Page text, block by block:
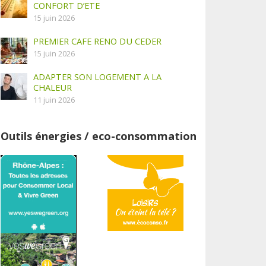
CONFORT D’ETE
15 juin 2026
PREMIER CAFE RENO DU CEDER
15 juin 2026
ADAPTER SON LOGEMENT A LA
CHALEUR
11 juin 2026
Outils énergies / eco-consommation